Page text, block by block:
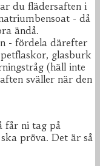
du flädersaften i
- då
ändå.
- fördela därefter
glasburk
(häll inte
sväller när den
får ni tag på
pröva. Det är så